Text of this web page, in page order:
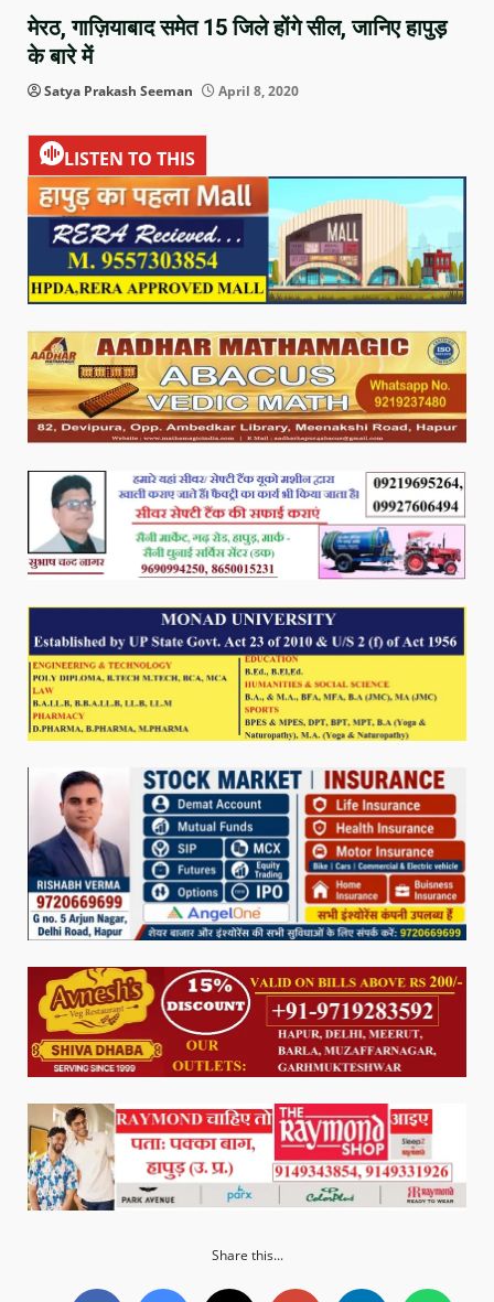
मेरठ, गाज़ियाबाद समेत 15 जिले होंगे सील, जानिए हापुड़
के बारे में
Satya Prakash Seeman April 8, 2020
LISTEN TO THIS
Share this...